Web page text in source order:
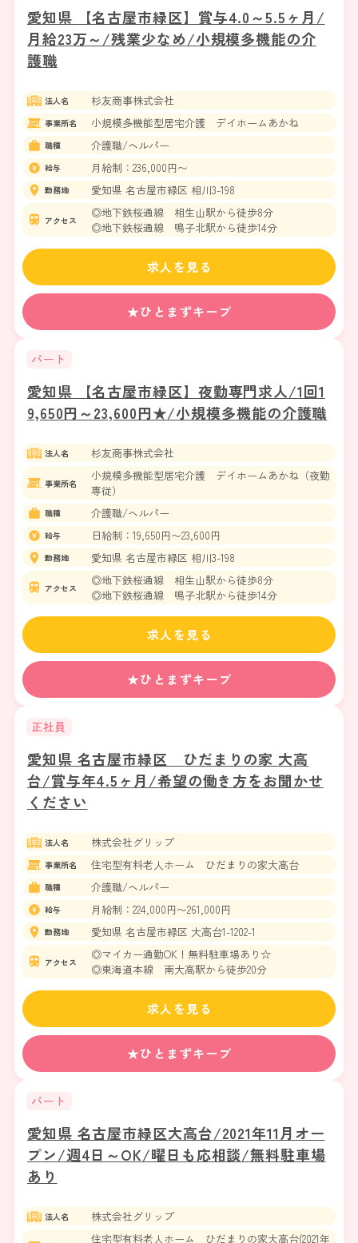
愛知県 【名古屋市緑区】賞与4.0～5.5ヶ月/
月給23万～/残業少なめ/小規模多機能の介
護職
法人名 杉友商事株式会社
事業所名 小規模多機能型居宅介護 デイホームあかね
職種 介護職/ヘルパー
給与 月給制：236,000円〜
勤務地 愛知県 名古屋市緑区 相川3-198
アクセス
◎地下鉄桜通線 相生山駅から徒歩8分
◎地下鉄桜通線 鳴子北駅から徒歩14分
★ひとまずキープ
求人を見る
パート
愛知県 【名古屋市緑区】夜勤専門求人/1回1
9,650円～23,600円★/小規模多機能の介護職
法人名 杉友商事株式会社
事業所名
小規模多機能型居宅介護 デイホームあかね（夜勤
専従）
職種 介護職/ヘルパー
給与 日給制：19,650円〜23,600円
勤務地 愛知県 名古屋市緑区 相川3-198
アクセス
◎地下鉄桜通線 相生山駅から徒歩8分
◎地下鉄桜通線 鳴子北駅から徒歩14分
★ひとまずキープ
求人を見る
正社員
愛知県 名古屋市緑区 ひだまりの家 大高
台/賞与年4.5ヶ月/希望の働き方をお聞かせ
ください
法人名 株式会社グリップ
事業所名 住宅型有料老人ホーム ひだまりの家大高台
職種 介護職/ヘルパー
給与 月給制：224,000円〜261,000円
勤務地 愛知県 名古屋市緑区 大高台1-1202-1
アクセス
◎マイカー通勤OK！無料駐車場あり☆
◎東海道本線 南大高駅から徒歩20分
★ひとまずキープ
求人を見る
パート
愛知県 名古屋市緑区大高台/2021年11月オー
プン/週4日～OK/曜日も応相談/無料駐車場
あり
法人名 株式会社グリップ
住宅型有料老人ホーム ひだまりの家大高台(2021年